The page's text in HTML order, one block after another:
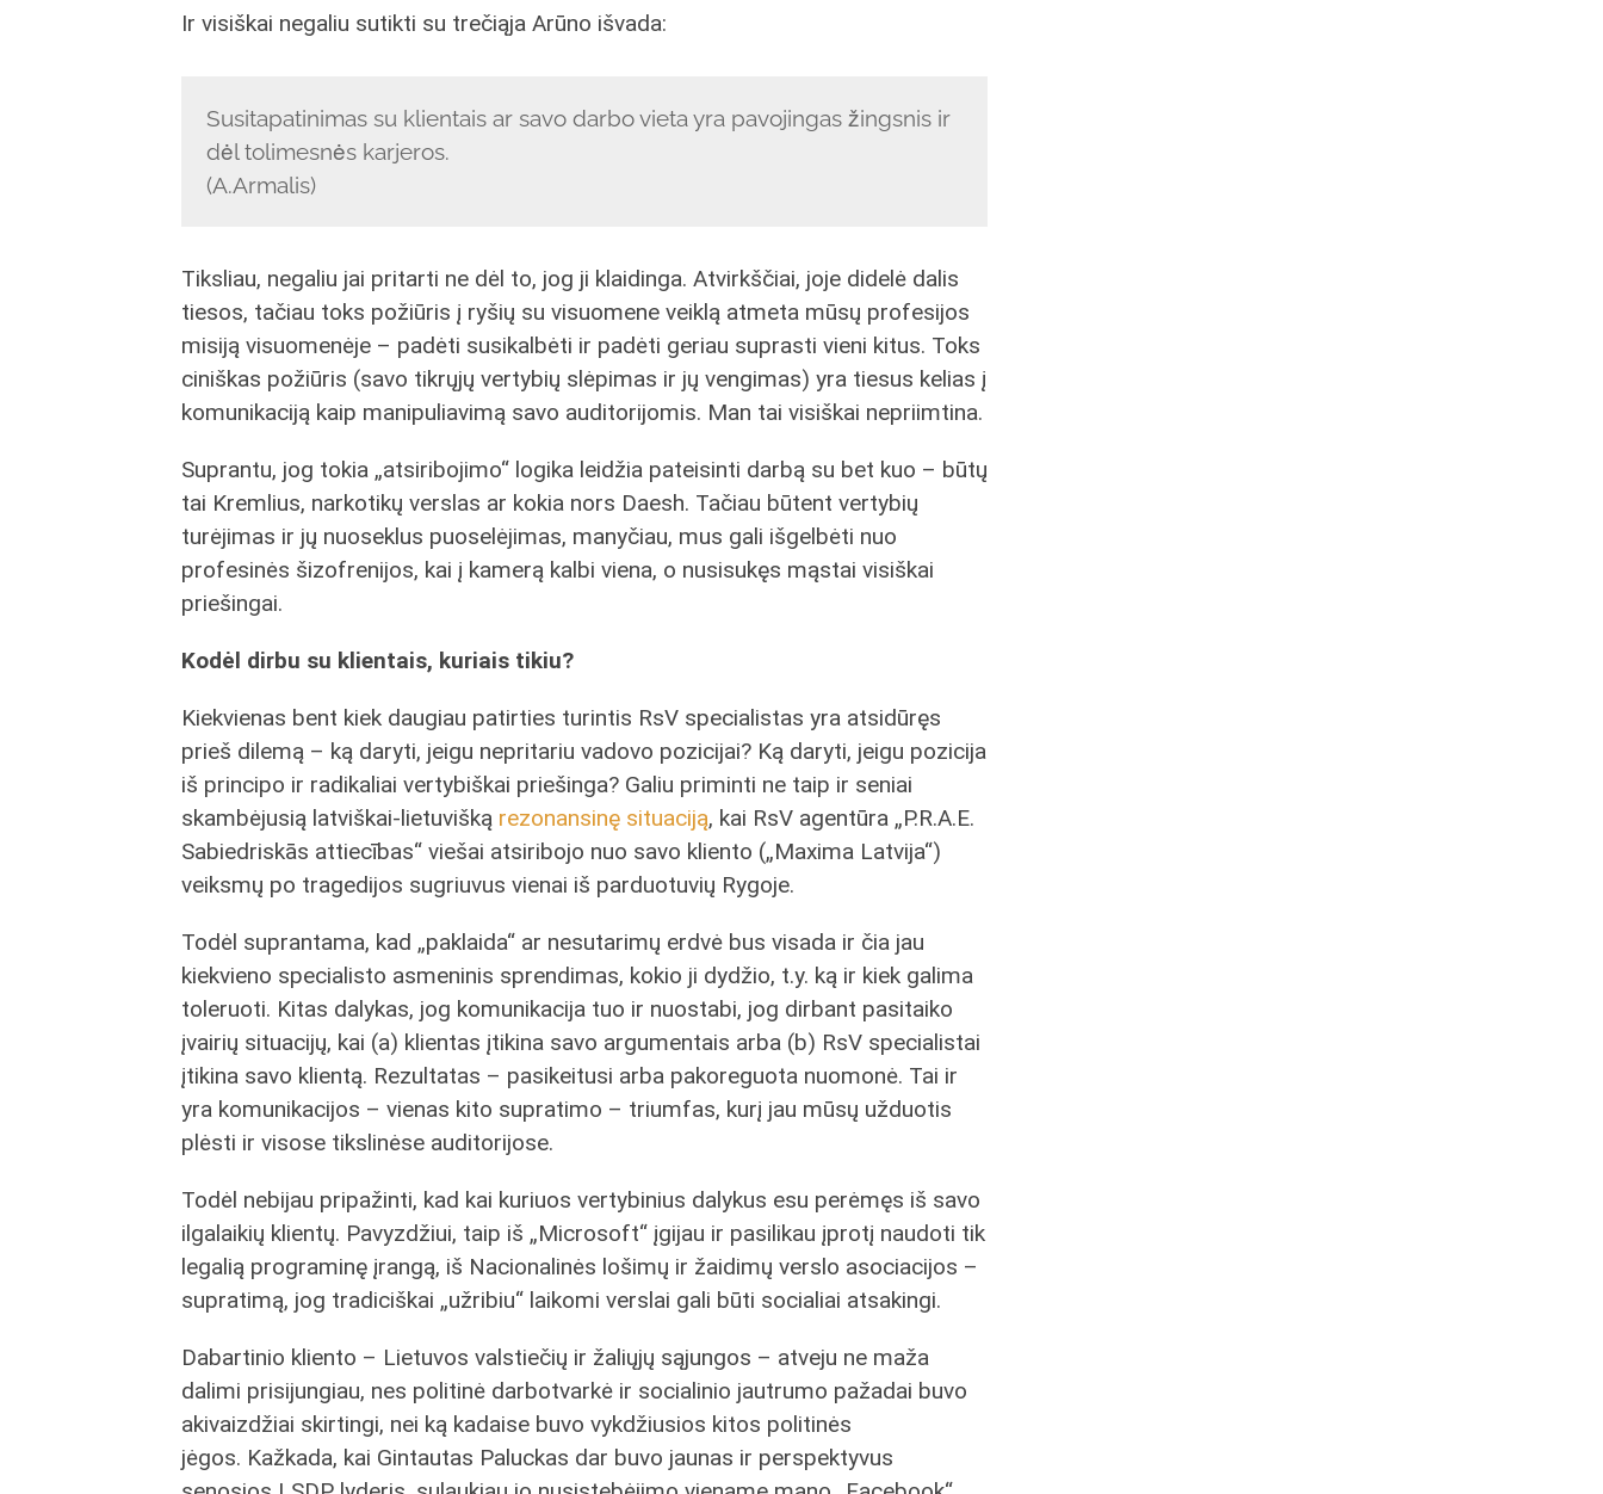
Ir visiškai negaliu sutikti su trečiąja Arūno išvada:
Susitapatinimas su klientais ar savo darbo vieta yra pavojingas žingsnis ir
dėl tolimesnės karjeros.
(A.Armalis)
Tiksliau, negaliu jai pritarti ne dėl to, jog ji klaidinga. Atvirkščiai, joje didelė dalis
tiesos, tačiau toks požiūris į ryšių su visuomene veiklą atmeta mūsų profesijos
misiją visuomenėje – padėti susikalbėti ir padėti geriau suprasti vieni kitus. Toks
ciniškas požiūris (savo tikrųjų vertybių slėpimas ir jų vengimas) yra tiesus kelias į
komunikaciją kaip manipuliavimą savo auditorijomis. Man tai visiškai nepriimtina.
Suprantu, jog tokia „atsiribojimo“ logika leidžia pateisinti darbą su bet kuo – būtų
tai Kremlius, narkotikų verslas ar kokia nors Daesh. Tačiau būtent vertybių
turėjimas ir jų nuoseklus puoselėjimas, manyčiau, mus gali išgelbėti nuo
profesinės šizofrenijos, kai į kamerą kalbi viena, o nusisukęs mąstai visiškai
priešingai.
Kodėl dirbu su klientais, kuriais tikiu?
Kiekvienas bent kiek daugiau patirties turintis RsV specialistas yra atsidūręs
prieš dilemą – ką daryti, jeigu nepritariu vadovo pozicijai? Ką daryti, jeigu pozicija
iš principo ir radikaliai vertybiškai priešinga? Galiu priminti ne taip ir seniai
skambėjusią latviškai-lietuvišką rezonansinę situaciją, kai RsV agentūra „P.R.A.E.
Sabiedriskās attiecības“ viešai atsiribojo nuo savo kliento („Maxima Latvija“)
veiksmų po tragedijos sugriuvus vienai iš parduotuvių Rygoje.
Todėl suprantama, kad „paklaida“ ar nesutarimų erdvė bus visada ir čia jau
kiekvieno specialisto asmeninis sprendimas, kokio ji dydžio, t.y. ką ir kiek galima
toleruoti. Kitas dalykas, jog komunikacija tuo ir nuostabi, jog dirbant pasitaiko
įvairių situacijų, kai (a) klientas įtikina savo argumentais arba (b) RsV specialistai
įtikina savo klientą. Rezultatas – pasikeitusi arba pakoreguota nuomonė. Tai ir
yra komunikacijos – vienas kito supratimo – triumfas, kurį jau mūsų užduotis
plėsti ir visose tikslinėse auditorijose.
Todėl nebijau pripažinti, kad kai kuriuos vertybinius dalykus esu perėmęs iš savo
ilgalaikių klientų. Pavyzdžiui, taip iš „Microsoft“ įgijau ir pasilikau įprotį naudoti tik
legalią programinę įrangą, iš Nacionalinės lošimų ir žaidimų verslo asociacijos –
supratimą, jog tradiciškai „užribiu“ laikomi verslai gali būti socialiai atsakingi.
Dabartinio kliento – Lietuvos valstiečių ir žaliųjų sąjungos – atveju ne maža
dalimi prisijungiau, nes politinė darbotvarkė ir socialinio jautrumo pažadai buvo
akivaizdžiai skirtingi, nei ką kadaise buvo vykdžiusios kitos politinės
jėgos. Kažkada, kai Gintautas Paluckas dar buvo jaunas ir perspektyvus